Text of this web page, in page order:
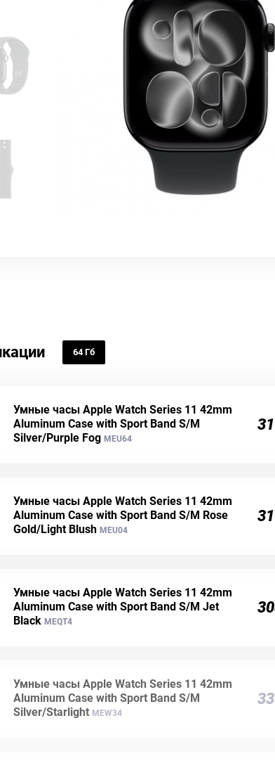
64 Гб
Умные часы Apple Watch Series 11 42mm
Aluminum Case with Sport Band S/M
Silver/Purple Fog MEU64
Умные часы Apple Watch Series 11 42mm
Aluminum Case with Sport Band S/M Rose
Gold/Light Blush MEU04
Умные часы Apple Watch Series 11 42mm
Aluminum Case with Sport Band S/M Jet
Black MEQT4
Умные часы Apple Watch Series 11 42mm
Aluminum Case with Sport Band S/M
Silver/Starlight MEW34